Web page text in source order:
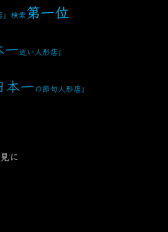
検索第一位
一近い人形店」
本一 の節句人形店」
に